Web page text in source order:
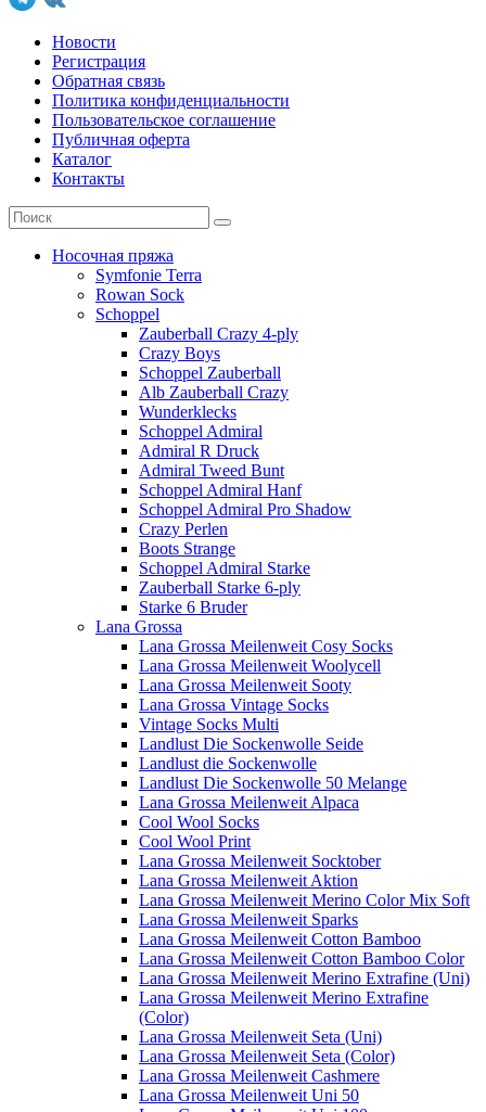
Новости
Регистрация
Обратная связь
Политика конфиденциальности
Пользовательское соглашение
Публичная оферта
Каталог
Контакты
Носочная пряжа
Symfonie Terra
Rowan Sock
Schoppel
Zauberball Crazy 4-ply
Crazy Boys
Schoppel Zauberball
Alb Zauberball Crazy
Wunderklecks
Schoppel Admiral
Admiral R Druck
Admiral Tweed Bunt
Schoppel Admiral Hanf
Schoppel Admiral Pro Shadow
Crazy Perlen
Boots Strange
Schoppel Admiral Starke
Zauberball Starke 6-ply
Starke 6 Bruder
Lana Grossa
Lana Grossa Meilenweit Cosy Socks
Lana Grossa Meilenweit Woolycell
Lana Grossa Meilenweit Sooty
Lana Grossa Vintage Socks
Vintage Socks Multi
Landlust Die Sockenwolle Seide
Landlust die Sockenwolle
Landlust Die Sockenwolle 50 Melange
Lana Grossa Meilenweit Alpaca
Cool Wool Socks
Cool Wool Print
Lana Grossa Meilenweit Socktober
Lana Grossa Meilenweit Aktion
Lana Grossa Meilenweit Merino Color Mix Soft
Lana Grossa Meilenweit Sparks
Lana Grossa Meilenweit Cotton Bamboo
Lana Grossa Meilenweit Cotton Bamboo Color
Lana Grossa Meilenweit Merino Extrafine (Uni)
Lana Grossa Meilenweit Merino Extrafine
(Color)
Lana Grossa Meilenweit Seta (Uni)
Lana Grossa Meilenweit Seta (Color)
Lana Grossa Meilenweit Cashmere
Lana Grossa Meilenweit Uni 50